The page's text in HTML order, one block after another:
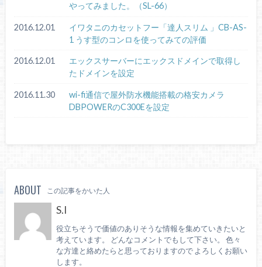
やってみました。（SL-66）
2016.12.01
イワタニのカセットフー「達人スリム 」CB-AS-
1 うす型のコンロを使ってみての評価
2016.12.01
エックスサーバーにエックスドメインで取得し
たドメインを設定
2016.11.30
wi-fi通信で屋外防水機能搭載の格安カメラ
DBPOWERのC300Eを設定
ABOUT この記事をかいた人
S.I
役立ちそうで価値のありそうな情報を集めていきたいと
考えています。 どんなコメントでもして下さい。 色々
な方達と絡めたらと思っておりますので よろしくお願い
します。